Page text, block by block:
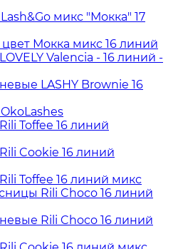
микс "Мокка" 17
Мокка микс 16 линий
Valencia - 16 линий -
LASHY Brownie 16
Toffee 16 линий
Cookie 16 линий
Toffee 16 линий микс
Rili Choco 16 линий
Rili Choco 16 линий